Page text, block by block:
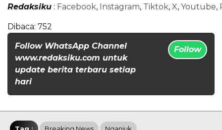
Redaksiku : Facebook, Instagram, Tiktok, X, Youtube,
Dibaca: 752
Follow WhatsApp Channel
www.redaksiku.com untuk
update berita terbaru setiap
hari
Follow
Tag : Breaking News Nganjuk